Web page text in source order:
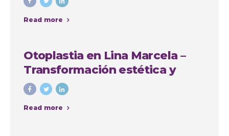
Read more
Otoplastia en Lina Marcela –
Transformación estética y
emocional con Colombia
Plastic
Read more